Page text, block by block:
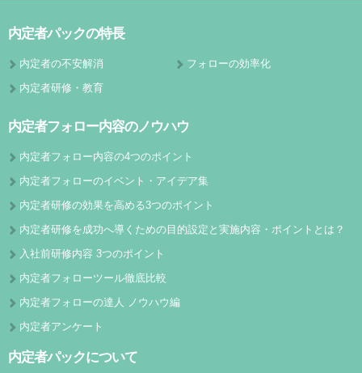
内定者パックの特長
内定者の不安解消
フォローの効率化
内定者研修・教育
内定者フォロー内容のノウハウ
内定者フォロー内容の4つのポイント
内定者フォローのイベント・アイデア集
内定者研修の効果を高める3つのポイント
内定者研修を成功へ導くための目的設定と実施内容・ポイントとは？
入社前研修内容 3つのポイント
内定者フォローツール徹底比較
内定者フォローの達人 ノウハウ編
内定者アンケート
内定者パックについて